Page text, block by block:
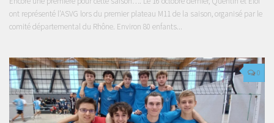
ont représenté l’ASVG lors du premier plateau M11 de la saison, organisé par le
comité départemental du Rhône. Environ 80 enfants...
0